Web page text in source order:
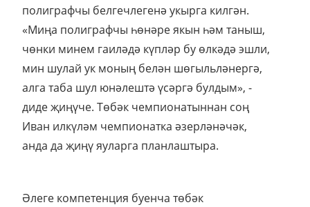
полиграфчы белгечлегенә укырга килгән.
«Миңа полиграфчы һөнәре якын һәм таныш,
чөнки минем гаиләдә күпләр бу өлкәдә эшли,
мин шулай ук моның белән шөгыльләнергә,
алга таба шул юнәлештә үсәргә булдым», -
диде җиңүче. Төбәк чемпионатыннан соң
Иван илкүләм чемпионатка әзерләнәчәк,
анда да җиңү яуларга планлаштыра.
Әлеге компетенция буенча төбәк